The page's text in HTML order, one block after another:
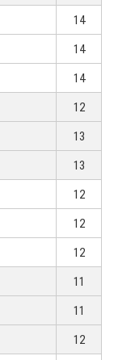
14
14
14
12
13
13
12
12
12
11
11
12